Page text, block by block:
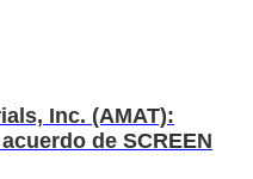
Inc. (AMAT):
de SCREEN